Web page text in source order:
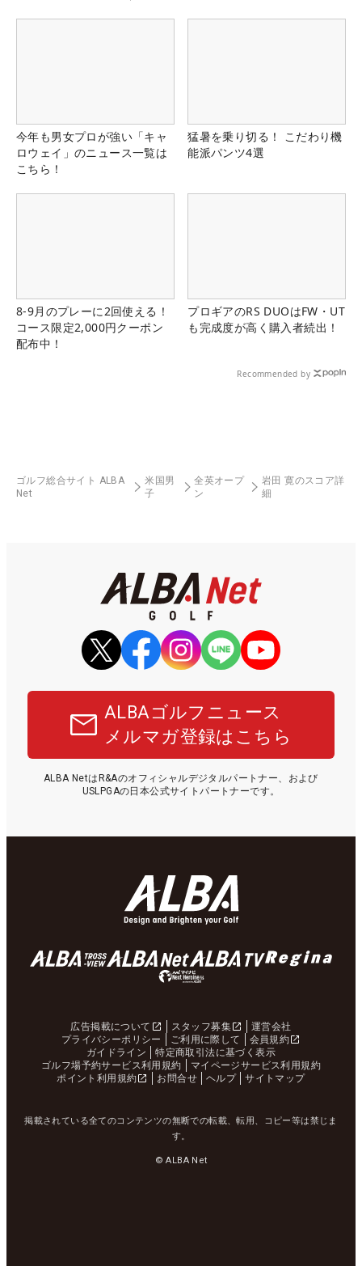
今年も男女プロが強い「キャ
ロウェイ」のニュース一覧は
こちら！
猛暑を乗り切る！ こだわり機
能派パンツ4選
8-9月のプレーに2回使える！
コース限定2,000円クーポン
配布中！
プロギアのRS DUOはFW・UT
も完成度が高く購入者続出！
Recommended by
ゴルフ総合サイト ALBA
Net
米国男
子
全英オープ
ン
岩田 寛のスコア詳
細
ALBAゴルフニュース
メルマガ登録はこちら
ALBA NetはR&Aのオフィシャルデジタルパートナー、および
USLPGAの日本公式サイトパートナーです。
広告掲載について スタッフ募集
運営会社
プライバシーポリシー
ご利用に際して
会員規約
ガイドライン
特定商取引法に基づく表示
ゴルフ場予約サービス利用規約
マイページサービス利用規約
ポイント利用規約
お問合せ ヘルプ サイトマップ
掲載されている全てのコンテンツの無断での転載、転用、コピー等は禁じま
す。
© ALBA Net